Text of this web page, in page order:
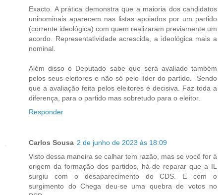
Exacto. A prática demonstra que a maioria dos candidatos
uninominais aparecem nas listas apoiados por um partido
(corrente ideológica) com quem realizaram previamente um
acordo. Representatividade acrescida, a ideológica mais a
nominal.
Além disso o Deputado sabe que será avaliado também
pelos seus eleitores e não só pelo líder do partido. Sendo
que a avaliação feita pelos eleitores é decisiva. Faz toda a
diferença, para o partido mas sobretudo para o eleitor.
Responder
Carlos Sousa 2 de junho de 2023 às 18:09
Visto dessa maneira se calhar tem razão, mas se você for à
origem da formação dos partidos, há-de reparar que a IL
surgiu com o desaparecimento do CDS. E com o
surgimento do Chega deu-se uma quebra de votos no